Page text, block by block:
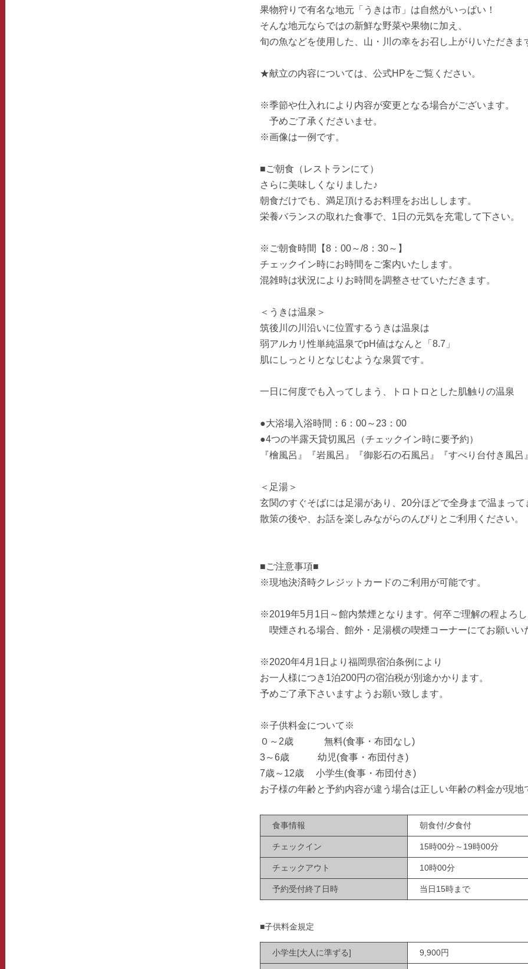
果物狩りで有名な地元「うきは市」は自然がいっぱい！
そんな地元ならではの新鮮な野菜や果物に加え、
旬の魚などを使用した、山・川の幸をお召し上がりいただきま
★献立の内容については、公式HPをご覧ください。
※季節や仕入れにより内容が変更となる場合がございます。
予めご了承くださいませ。
※画像は一例です。
■ご朝食（レストランにて）
さらに美味しくなりました♪
朝食だけでも、満足頂けるお料理をお出しします。
栄養バランスの取れた食事で、1日の元気を充電して下さい。
※ご朝食時間【8：00～/8：30～】
チェックイン時にお時間をご案内いたします。
混雑時は状況によりお時間を調整させていただきます。
＜うきは温泉＞
筑後川の川沿いに位置するうきは温泉は
弱アルカリ性単純温泉でpH値はなんと「8.7」
肌にしっとりとなじむような泉質です。
一日に何度でも入ってしまう、トロトロとした肌触りの温泉
●大浴場入浴時間：6：00～23：00
●4つの半露天貸切風呂（チェックイン時に要予約）
『檜風呂』『岩風呂』『御影石の石風呂』『すべり台付き風呂
＜足湯＞
玄関のすぐそばには足湯があり、20分ほどで全身まで温まって
散策の後や、お話を楽しみながらのんびりとご利用ください。
■ご注意事項■
※現地決済時クレジットカードのご利用が可能です。
※2019年5月1日～館内禁煙となります。何卒ご理解の程よろ
喫煙される場合、館外・足湯横の喫煙コーナーにてお願いい
※2020年4月1日より福岡県宿泊条例により
お一人様につき1泊200円の宿泊税が別途かかります。
予めご了承下さいますようお願い致します。
※子供料金について※
０～2歳 無料(食事・布団なし)
3～6歳 幼児(食事・布団付き)
7歳～12歳 小学生(食事・布団付き)
お子様の年齢と予約内容が違う場合は正しい年齢の料金が現地
食事情報 朝食付/夕食付
チェックイン 15時00分～19時00分
チェックアウト 10時00分
予約受付終了日時 当日15時まで
■子供料金規定
小学生[大人に準ずる] 9,900円